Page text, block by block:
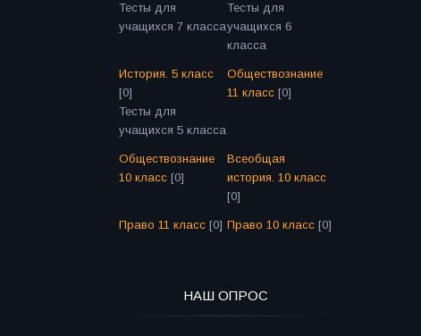
Тесты для
учащихся 7 класса
Тесты для
учащихся 6
класса
История. 5 класс
[0]
Тесты для
учащихся 5 класса
Обществознание
11 класс [0]
Обществознание
10 класс [0]
Всеобщая
история. 10 класс
[0]
Право 11 класс [0] Право 10 класс [0]
НАШ ОПРОС